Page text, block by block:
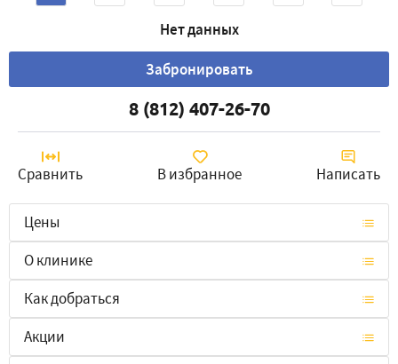
Нет данных
Забронировать
8 (812) 407-26-70
Сравнить В избранное Написать
Цены
О клинике
Как добраться
Акции